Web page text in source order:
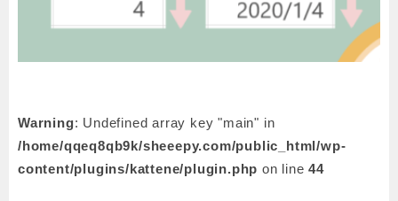
Warning: Undefined array key "main" in
/home/qqeq8qb9k/sheeepy.com/public_html/wp-
content/plugins/kattene/plugin.php on line44